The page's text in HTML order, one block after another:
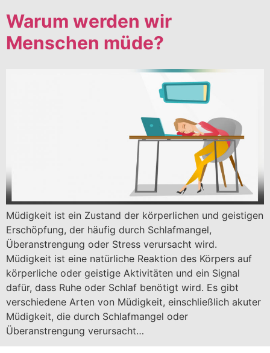
Warum werden wir
Menschen müde?
Müdigkeit ist ein Zustand der körperlichen und geistigen
Erschöpfung, der häufig durch Schlafmangel,
Überanstrengung oder Stress verursacht wird.
Müdigkeit ist eine natürliche Reaktion des Körpers auf
körperliche oder geistige Aktivitäten und ein Signal
dafür, dass Ruhe oder Schlaf benötigt wird. Es gibt
verschiedene Arten von Müdigkeit, einschließlich akuter
Müdigkeit, die durch Schlafmangel oder
Überanstrengung verursacht…